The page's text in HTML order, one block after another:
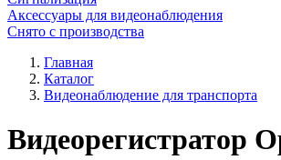
Аксессуары для видеонаблюдения
Снято с производства
Главная
Каталог
Видеонаблюдение для транспорта
Видеорегистратор